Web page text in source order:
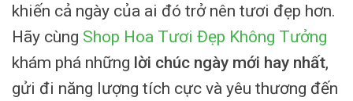
khiến cả ngày của ai đó trở nên tươi đẹp hơn.
Hãy cùng Shop Hoa Tươi Đẹp Không Tưởng
khám phá những lời chúc ngày mới hay nhất,
gửi đi năng lượng tích cực và yêu thương đến